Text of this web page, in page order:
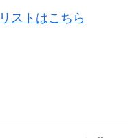
ストはこちら